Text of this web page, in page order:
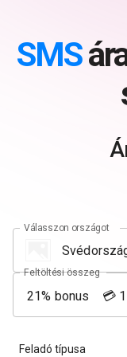
SMS
Válasszon országot
Feltöltési összeg
Feladó típusa